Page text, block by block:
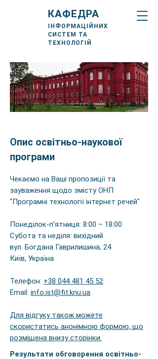
КАФЕДРА
ІНФОРМАЦІЙНИХ
СИСТЕМ ТА
ТЕХНОЛОГІЙ
Опис освітньо-наукової
програми
Чекаємо на Ваші пропозиції та
зауваження щодо змісту ОНП
"Програмні технології інтернет речей"
Понеділок-п’ятниця: 8:00 – 18:00
Субота та неділя: вихідний
вул. Богдана Гаврилишина, 24
Київ, Україна
Телефон: +38 044 481 45 52
Email: info.ist@fit.knu.ua
Для відгуку також можете
скористатись анонімною формою, що
розміщена внизу сторінки.
Результати обговорення освітньо-